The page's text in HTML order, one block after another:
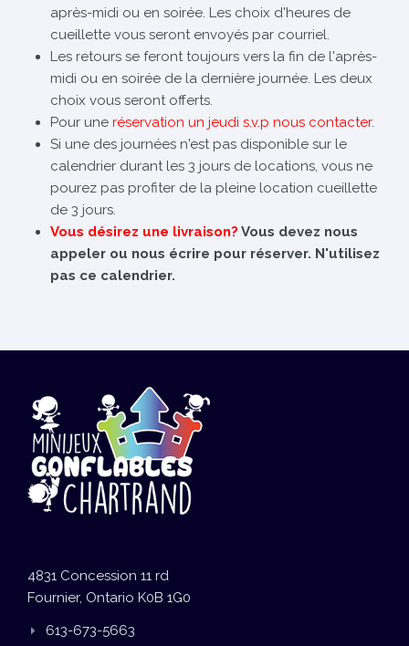
après-midi ou en soirée. Les choix d'heures de
cueillette vous seront envoyés par courriel.
Les retours se feront toujours vers la fin de l'après-
midi ou en soirée de la dernière journée. Les deux
choix vous seront offerts.
Pour une réservation un jeudi s.v.p nous contacter.
Si une des journées n'est pas disponible sur le
calendrier durant les 3 jours de locations, vous ne
pourez pas profiter de la pleine location cueillette
de 3 jours.
Vous désirez une livraison? Vous devez nous
appeler ou nous écrire pour réserver. N'utilisez
pas ce calendrier.
4831 Concession 11 rd
Fournier, Ontario K0B 1G0
613-673-5663